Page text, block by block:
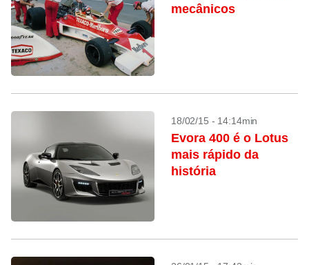
mecânicos
18/02/15 - 14:14min
Evora 400 é o Lotus
mais rápido da
história